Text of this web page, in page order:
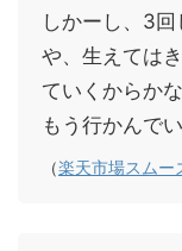
しかーし、3
や、生えては
ていくからか
もう行かんで
（楽天市場スムー